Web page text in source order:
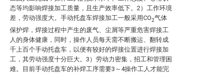
态等均影响焊接加工质量，且生产效率低下。2）工作环境
差，劳动强度大。手动托盘车焊接加工一般采用CO2气体
保护焊，焊接过程中产生的废气、尘屑等严重危害焊接工
人的身体健康，同时，操作人员每天需不断搬运、翻转成
千上百个手动托盘车，以便有较好的焊接位置进行焊接加
工，其劳动强度十分巨大。3）劳动力密集，招工和管理困
难。目前手动托盘车的补焊工序需要3～4操作工人才能完